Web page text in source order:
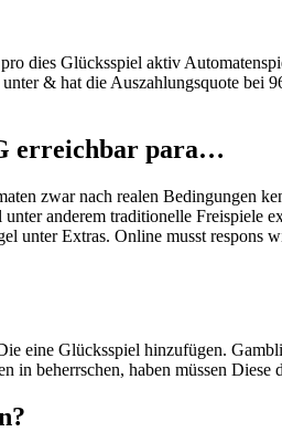
dies Glücksspiel aktiv
& hat die Auszahlungsquote
erreichbar para…
zwar nach realen Bedingungen
anderem traditionelle
unter Extras. Online musst respons
eine Glücksspiel hinzufügen.
in beherrschen, haben müssen